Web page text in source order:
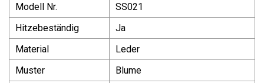
Modell Nr.
SS021
Hitzebeständig
Ja
Material
Leder
Muster
Blume